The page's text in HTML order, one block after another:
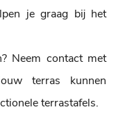
je graag bij het
Neem contact met
terras kunnen
terrastafels.